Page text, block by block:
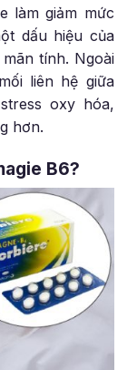
làm giảm mức
dấu hiệu của
tính. Ngoài
liên hệ giữa
oxy hóa,
hơn.
B6?